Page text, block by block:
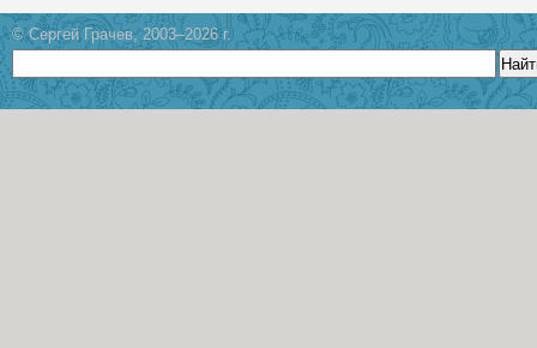
© Сергей Грачев, 2003–2026 г.